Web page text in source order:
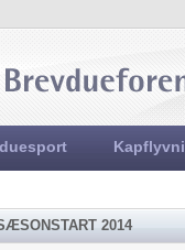
2014